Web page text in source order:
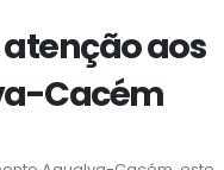
atenção aos
Cacém